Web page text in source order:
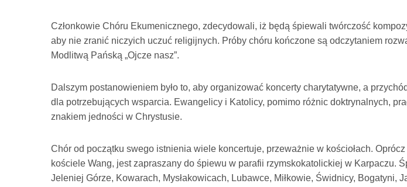
Członkowie Chóru Ekumenicznego, zdecydowali, iż będą śpiewali twórczość
aby nie zranić niczyich uczuć religijnych. Próby chóru kończone są odczytaniem
Modlitwą Pańską „Ojcze nasz”.
Dalszym postanowieniem było to, aby organizować koncerty charytatywne, a
dla potrzebujących wsparcia. Ewangelicy i Katolicy, pomimo różnic doktrynalnych,
znakiem jedności w Chrystusie.
Chór od początku swego istnienia wiele koncertuje, przeważnie w kościołach.
kościele Wang, jest zapraszany do śpiewu w parafii rzymskokatolickiej w Karpaczu.
Jeleniej Górze, Kowarach, Mysłakowicach, Lubawce, Miłkowie, Świdnicy, Bogatyni,